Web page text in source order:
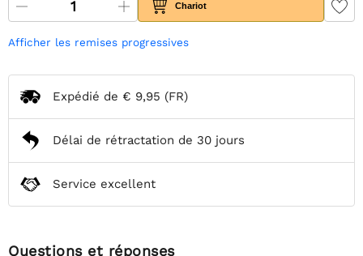
Chariot
Afficher les remises progressives
Expédié de € 9,95 (FR)
Délai de rétractation de 30 jours
Service excellent
Questions et réponses